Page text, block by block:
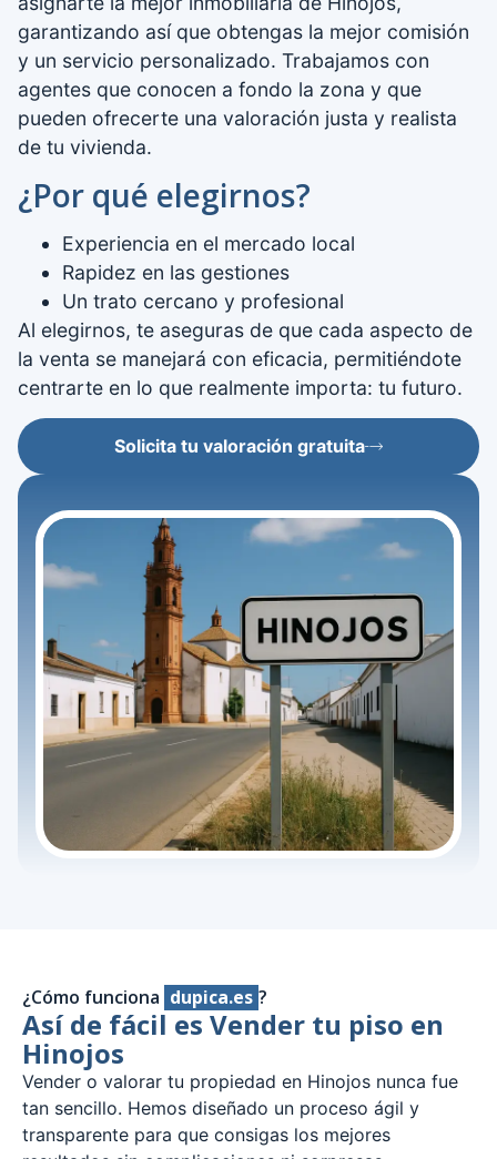
garantizando así que obtengas la mejor comisión
y un servicio personalizado. Trabajamos con
agentes que conocen a fondo la zona y que
pueden ofrecerte una valoración justa y realista
de tu vivienda.
¿Por qué elegirnos?
Experiencia en el mercado local
Rapidez en las gestiones
Un trato cercano y profesional
Al elegirnos, te aseguras de que cada aspecto de
la venta se manejará con eficacia, permitiéndote
centrarte en lo que realmente importa: tu futuro.
Solicita tu valoración gratuita
¿Cómo funciona dupica.es ?
Así de fácil es Vender tu piso en
Hinojos
Vender o valorar tu propiedad en Hinojos nunca fue
tan sencillo. Hemos diseñado un proceso ágil y
transparente para que consigas los mejores